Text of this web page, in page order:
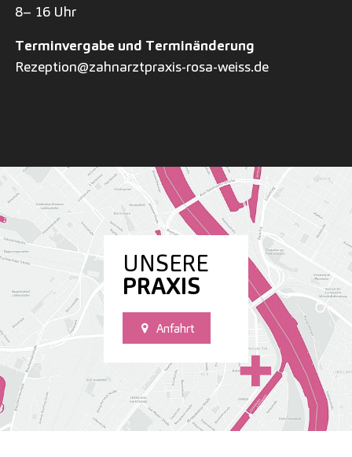
UNSERE
PRAXIS
Anfahrt
8– 16 Uhr
Terminvergabe und Terminänderung
Rezeption@zahnarztpraxis-rosa-weiss.de